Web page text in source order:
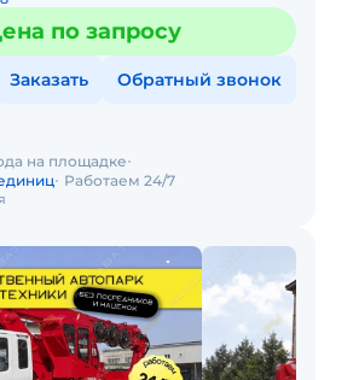
по запросу
Заказать Обратный звонок
на площадке
Работаем 24/7